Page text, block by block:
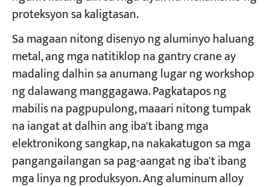
proteksyon sa kaligtasan.
Sa magaan nitong disenyo ng aluminyo haluang
metal, ang mga natitiklop na gantry crane ay
madaling dalhin sa anumang lugar ng workshop
ng dalawang manggagawa. Pagkatapos ng
mabilis na pagpupulong, maaari nitong tumpak
na iangat at dalhin ang iba't ibang mga
elektronikong sangkap, na nakakatugon sa mga
pangangailangan sa pag-aangat ng iba't ibang
mga linya ng produksyon. Ang aluminum alloy